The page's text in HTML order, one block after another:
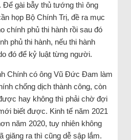
Để gài bẫy thủ tướng thì ông
họp Bộ Chính Trị, đề ra mục
chính phủ thi hành rồi sau đó
phủ thi hành, nếu thi hành
đó để kỷ luật từng người.
Chính có ông Vũ Đức Đam làm
chống dịch thành công, còn
hay không thì phải chờ đợi
biết được. Kinh tế năm 2021
năm 2020, tuy nhiên không
giăng ra thì cũng dễ sập lắm.